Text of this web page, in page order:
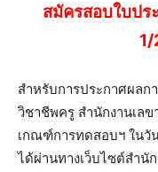
สมัครสอบใบป
สำหรับการประกาศผลก
วิชาชีพครู สำนักงานเล
เกณฑ์การทดสอบฯ ในวั
ได้ผ่านทางเว็บไซต์สำนั